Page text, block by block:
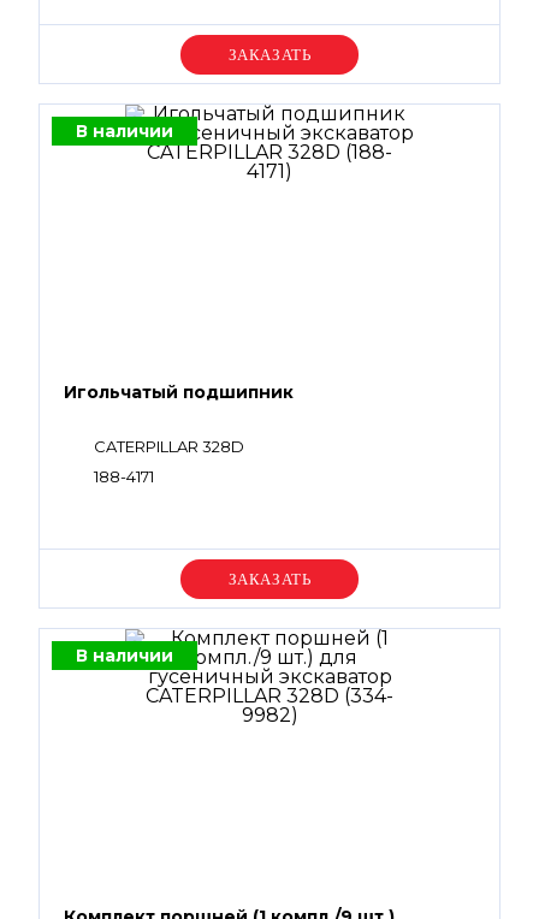
Уточняйте цену
В наличии
Игольчатый подшипник
CATERPILLAR 328D
188-4171
Уточняйте цену
В наличии